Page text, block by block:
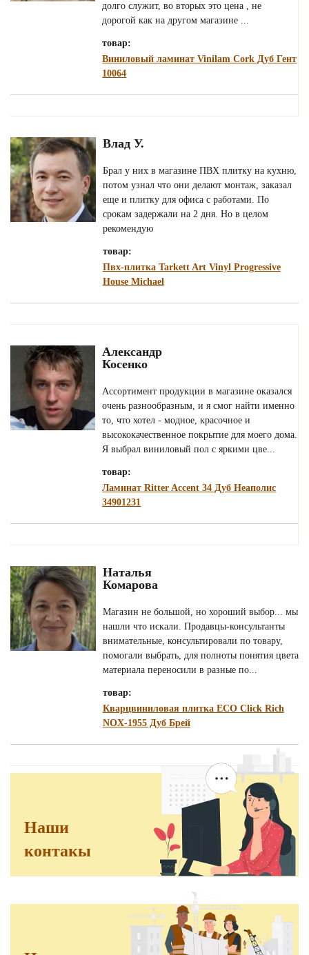
долго служит, во вторых это цена , не
дорогой как на другом магазине ...
товар:
Виниловый ламинат Vinilam Cork Дуб Гент
10064
Влад У.
Брал у них в магазине ПВХ плитку на кухню,
потом узнал что они делают монтаж, заказал
еще и плитку для офиса с работами. По
срокам задержали на 2 дня. Но в целом
рекомендую
товар:
Пвх-плитка Tarkett Art Vinyl Progressive
House Michael
Александр
Косенко
Ассортимент продукции в магазине оказался
очень разнообразным, и я смог найти именно
то, что хотел - модное, красочное и
высококачественное покрытие для моего дома.
Я выбрал виниловый пол с яркими цве...
товар:
Ламинат Ritter Accent 34 Дуб Неаполис
34901231
Наталья
Комарова
Магазин не большой, но хороший выбор... мы
нашли что искали. Продавцы-консультанты
внимательные, консультировали по товару,
помогали выбрать, для полноты понятия цвета
материала переносили в разные по...
товар:
Кварцвиниловая плитка ECO Click Rich
NOX-1955 Дуб Брей
Наши
контакы